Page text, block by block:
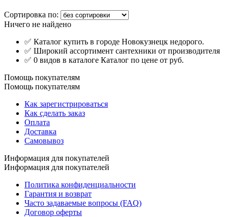
Сортировка по:
Ничего не найдено
✅ Каталог купить в городе Новокузнецк недорого.
✅ Широкий ассортимент сантехники от производителя
✅ 0 видов в каталоге Каталог по цене от руб.
Помощь покупателям
Помощь покупателям
Как зарегистрироваться
Как сделать заказ
Оплата
Доставка
Самовывоз
Информация для покупателей
Информация для покупателей
Политика конфиденциальности
Гарантия и возврат
Часто задаваемые вопросы (FAQ)
Договор оферты